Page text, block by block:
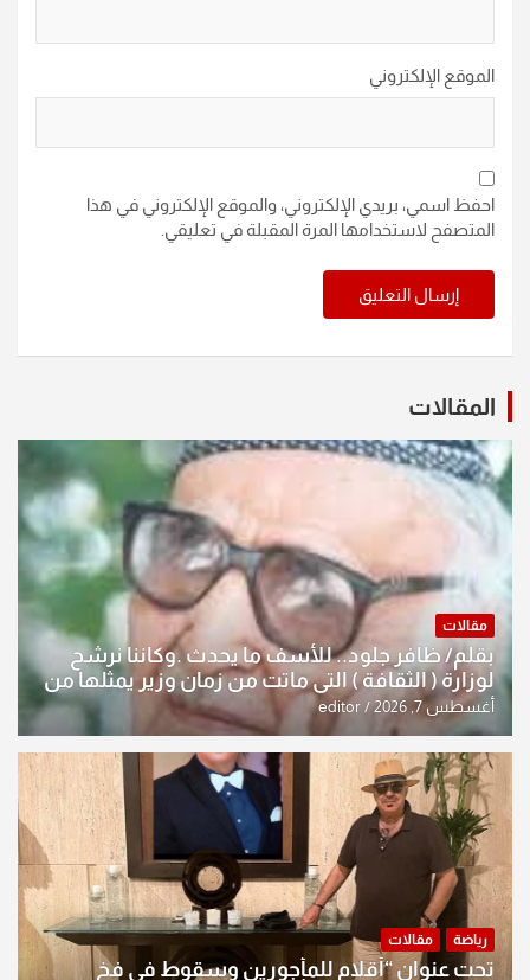
الموقع الإلكتروني
احفظ اسمي، بريدي الإلكتروني، والموقع الإلكتروني في هذا
المتصفح لاستخدامها المرة المقبلة في تعليقي.
المقالات
مقالات
بقلم/ ظافر جلود.. للأسف ما يحدث .وكاننا نرشح
لوزارة ( الثقافة ) التي ماتت من زمان وزير يمثلها من
النخبة والإرث العظيم للثقافة العراقية..
أغسطس 7, 2026 editor
رياضة مقالات
تحت عنوان “أقلام للمأجورين وسقوط في فخ